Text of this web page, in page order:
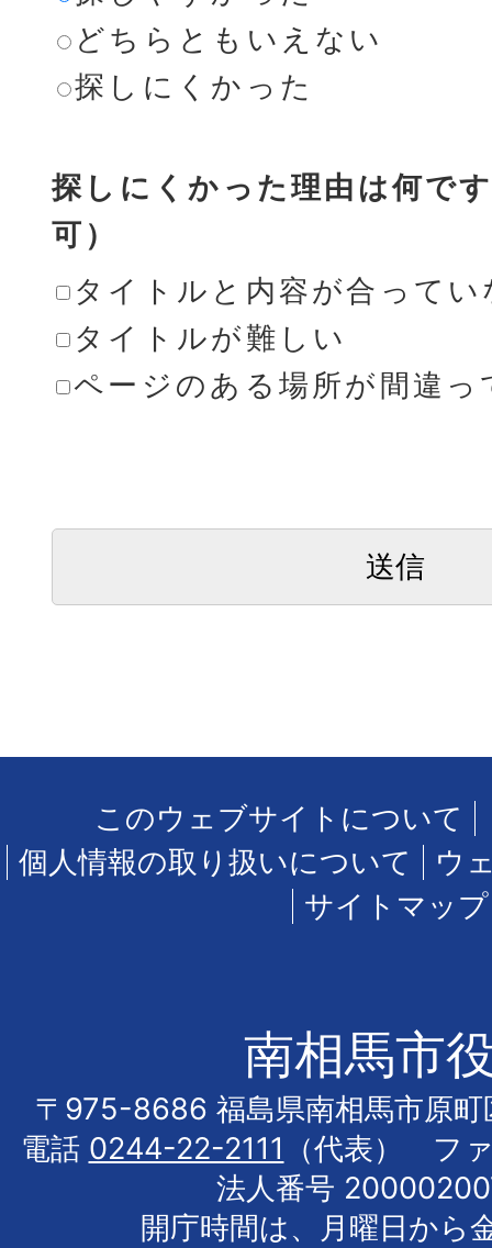
どちらともいえない
探しにくかった
探しにくかった理由は何で
可）
タイトルと内容が合ってい
タイトルが難しい
ページのある場所が間違っ
このウェブサイトについて
個人情報の取り扱いについて
ウ
サイトマップ
南相馬市
〒975-8686 福島県南相馬市原町
電話 0244-22-2111
（代表） フ
法人番号
開庁時間は、月曜日から